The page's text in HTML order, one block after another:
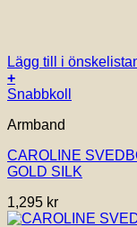
Lägg till i
+
Snabbkoll
Armband
CAROLINE
GOLD SILK
1,295 kr